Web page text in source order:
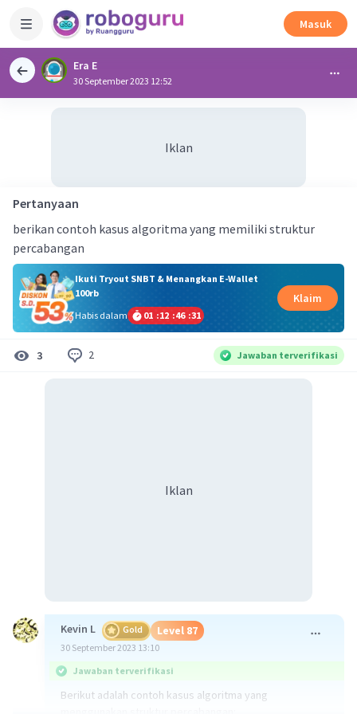
Masuk
Era E
30 September 2023 12:52
Iklan
Pertanyaan
berikan contoh kasus algoritma yang memiliki struktur
percabangan
Ikuti Tryout SNBT & Menangkan E-Wallet
100rb
Habis dalam
01 :12 :46 :31
Klaim
3 2 Jawaban terverifikasi
Iklan
Kevin L Gold Level 87
30 September 2023 13:10
Jawaban terverifikasi
Berikut adalah contoh kasus algoritma yang